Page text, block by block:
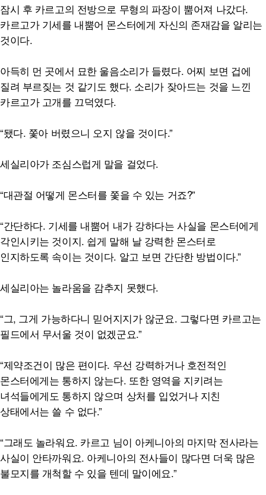
잠시 후 카르고의 전방으로 무형의 파장이 뿜어져 나갔다.
카르고가 기세를 내뿜어 몬스터에게 자신의 존재감을 알리는
것이다.
아득히 먼 곳에서 묘한 울음소리가 들렸다. 어찌 보면 겁에
질려 부르짖는 것 같기도 했다. 소리가 잦아드는 것을 느낀
카르고가 고개를 끄덕였다.
“됐다. 쫓아 버렸으니 오지 않을 것이다.”
세실리아가 조심스럽게 말을 걸었다.
“대관절 어떻게 몬스터를 쫓을 수 있는 거죠?”
“간단하다. 기세를 내뿜어 내가 강하다는 사실을 몬스터에게
각인시키는 것이지. 쉽게 말해 날 강력한 몬스터로
인지하도록 속이는 것이다. 알고 보면 간단한 방법이다.”
세실리아는 놀라움을 감추지 못했다.
“그, 그게 가능하다니 믿어지지가 않군요. 그렇다면 카르고는
필드에서 무서울 것이 없겠군요.”
“제약조건이 많은 편이다. 우선 강력하거나 호전적인
몬스터에게는 통하지 않는다. 또한 영역을 지키려는
녀석들에게도 통하지 않으며 상처를 입었거나 지친
상태에서는 쓸 수 없다.”
“그래도 놀라워요. 카르고 님이 아케니아의 마지막 전사라는
사실이 안타까워요. 아케니아의 전사들이 많다면 더욱 많은
불모지를 개척할 수 있을 텐데 말이에요.”